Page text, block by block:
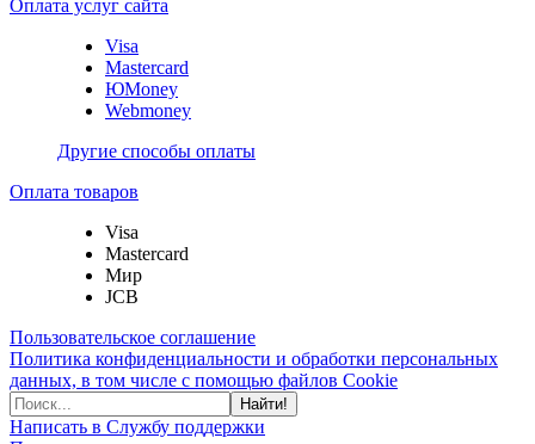
Оплата услуг сайта
Visa
Mastercard
ЮMoney
Webmoney
Другие способы оплаты
Оплата товаров
Visa
Mastercard
Мир
JCB
Пользовательское соглашение
Политика конфиденциальности и обработки персональных
данных, в том числе с помощью файлов Cookie
Найти!
Написать в Службу поддержки